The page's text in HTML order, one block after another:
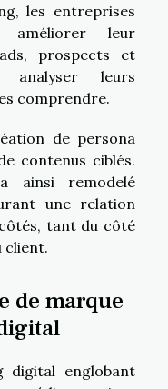
les entreprises
améliorer leur
prospects et
analyser leurs
comprendre.
de persona
contenus ciblés.
ainsi remodelé
une relation
tant du côté
client.
de marque
digital englobant